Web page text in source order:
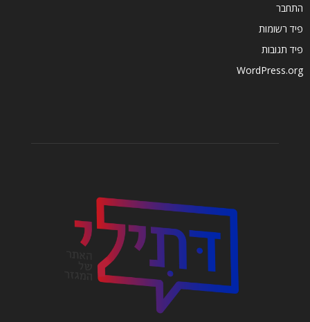
התחבר
פיד רשומות
פיד תגובות
WordPress.org